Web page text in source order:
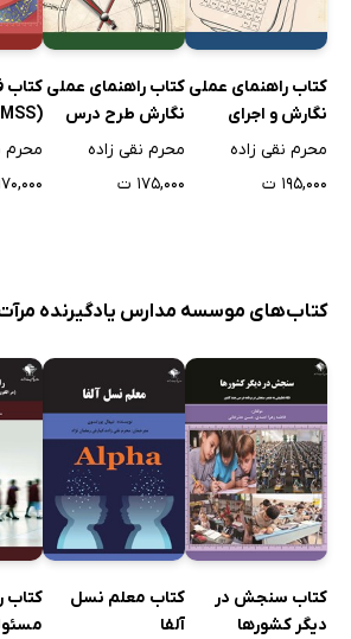
کتاب راهنمای عملی
نگارش و اجرای
برنامه مدرسه
محرم نقی زاده
۱۹۵,۰۰۰ ت
کتاب راهنمای عملی
نگارش طرح درس
محرم نقی زاده
۱۷۵,۰۰۰ ت
کتاب
بین
محرم
۱۷۰,۰۰۰
کتاب‌های موسسه مدارس یادگیرنده
کتاب سنجش در
دیگر کشورها
کتاب معلم نسل
آلفا
کتاب